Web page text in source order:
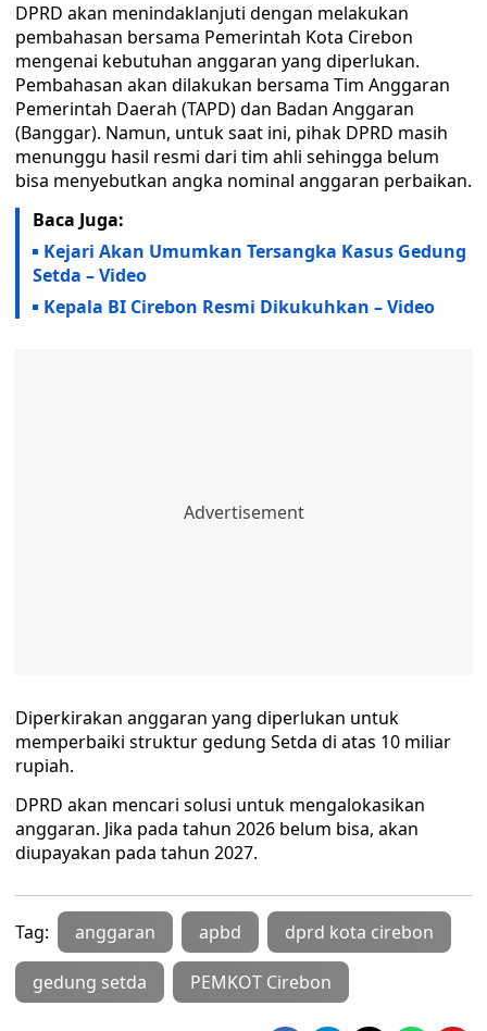
DPRD akan menindaklanjuti dengan melakukan
pembahasan bersama Pemerintah Kota Cirebon
mengenai kebutuhan anggaran yang diperlukan.
Pembahasan akan dilakukan bersama Tim Anggaran
Pemerintah Daerah (TAPD) dan Badan Anggaran
(Banggar). Namun, untuk saat ini, pihak DPRD masih
menunggu hasil resmi dari tim ahli sehingga belum
bisa menyebutkan angka nominal anggaran perbaikan.
Baca Juga:
Kejari Akan Umumkan Tersangka Kasus Gedung
Setda – Video
Kepala BI Cirebon Resmi Dikukuhkan – Video
Diperkirakan anggaran yang diperlukan untuk
memperbaiki struktur gedung Setda di atas 10 miliar
rupiah.
DPRD akan mencari solusi untuk mengalokasikan
anggaran. Jika pada tahun 2026 belum bisa, akan
diupayakan pada tahun 2027.
Tag: anggaran apbd dprd kota cirebon
gedung setda PEMKOT Cirebon